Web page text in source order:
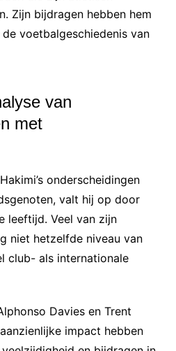
Zijn bijdragen hebben hem
voetbalgeschiedenis van
van
met
onderscheidingen
valt hij op door
leeftijd. Veel van zijn
niet hetzelfde niveau van
club- als internationale
Davies en Trent
impact hebben